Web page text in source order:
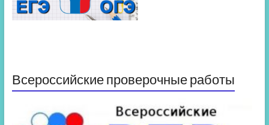
Всероссийские проверочные работы